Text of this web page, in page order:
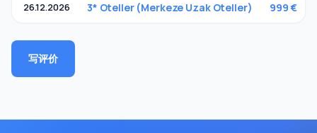
26.12.2026 3* Oteller (Merkeze Uzak Oteller) 999 €
写评价